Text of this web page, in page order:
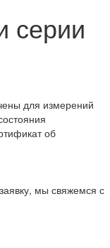
серии
для измерений
об
мы свяжемся с